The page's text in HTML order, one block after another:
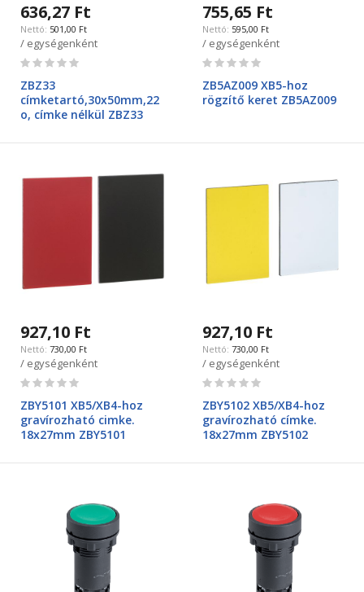
636,27 Ft
501,00 Ft
/ egységenként
Rating:
ZBZ33
címketartó,30x50mm,22
o, címke nélkül ZBZ33
755,65 Ft
595,00 Ft
/ egységenként
Rating:
ZB5AZ009 XB5-hoz
rögzítő keret ZB5AZ009
927,10 Ft
730,00 Ft
/ egységenként
Rating:
ZBY5101 XB5/XB4-hoz
gravírozható cimke.
18x27mm ZBY5101
927,10 Ft
730,00 Ft
/ egységenként
Rating:
ZBY5102 XB5/XB4-hoz
gravírozható címke.
18x27mm ZBY5102